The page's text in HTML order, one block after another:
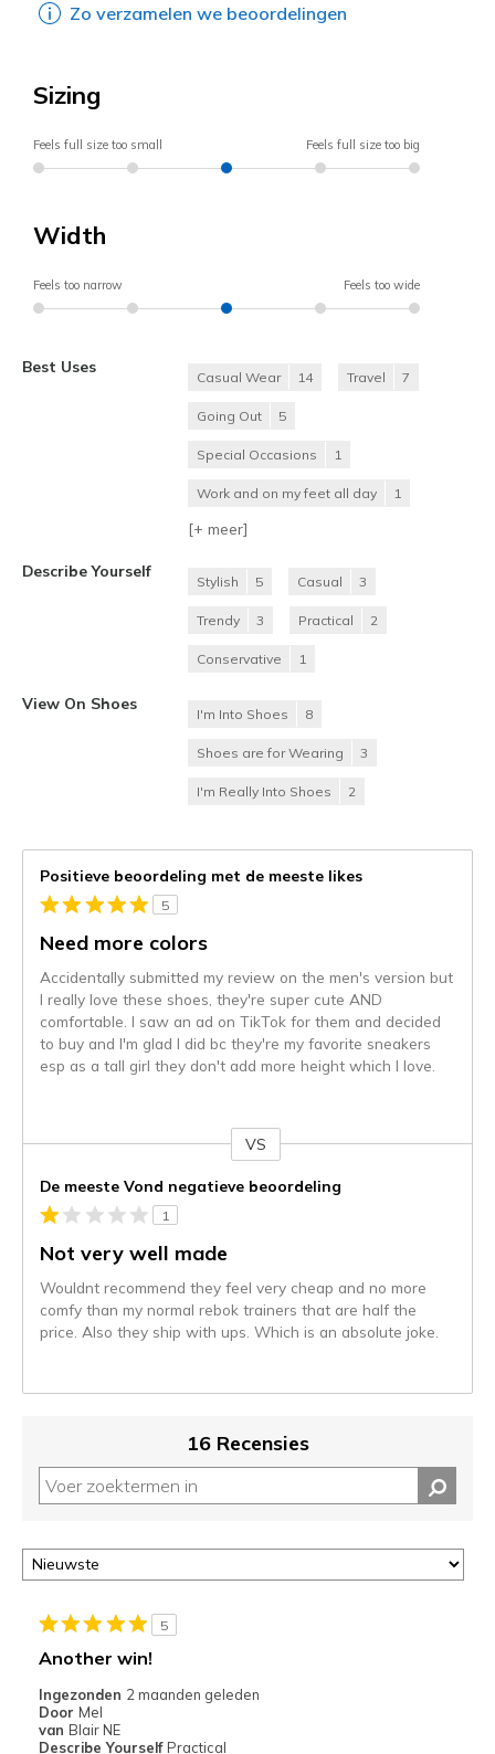
Zo verzamelen we beoordelingen
Sizing
Feels full size too small Feels full size too big
Width
Feels too narrow Feels too wide
Best Uses
Casual Wear 14 Travel 7
Going Out 5
Special Occasions 1
Work and on my feet all day 1
[+ meer]
Describe Yourself
Stylish 5 Casual 3
Trendy 3 Practical 2
Conservative 1
View On Shoes
I'm Into Shoes 8
Shoes are for Wearing 3
I'm Really Into Shoes 2
Positieve beoordeling met de meeste likes
5
Need more colors
Accidentally submitted my review on the men's version but
I really love these shoes, they're super cute AND
comfortable. I saw an ad on TikTok for them and decided
to buy and I'm glad I did bc they're my favorite sneakers
esp as a tall girl they don't add more height which I love.
content
wordt
momenteel
gemigreerd
niejee
page_id.
migratie
op
deze
<a
href="javascript:location.href=location.pathname;">hier</a>
de
page
VS
De meeste Vond negatieve beoordeling
1
Not very well made
Wouldnt recommend they feel very cheap and no more
comfy than my normal rebok trainers that are half the
price. Also they ship with ups. Which is an absolute joke.
16 Recensies
5
Another win!
Ingezonden 2 maanden geleden
Door Mel
van Blair NE
Describe Yourself Practical